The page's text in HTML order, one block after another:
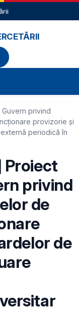
privind
provizorie și
periodică în
Proiect
privind
de
de